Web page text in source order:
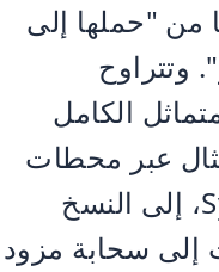
من "حملها إلى
وتتراوح
الكامل
عبر محطات
أقراص Synology NAS، إلى النسخ
إلى سحابة مزود